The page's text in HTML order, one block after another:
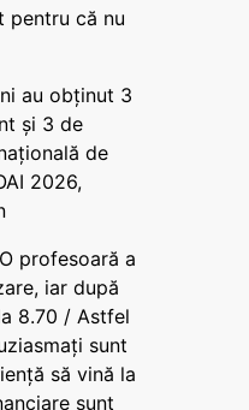
pentru că nu
au obținut 3
și 3 de
de
2026,
profesoară a
iar după
8.70 / Astfel
sunt
să vină la
sunt